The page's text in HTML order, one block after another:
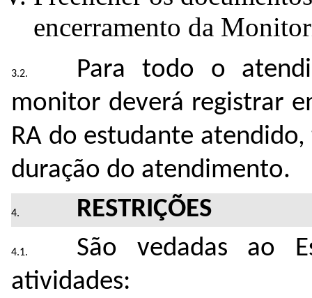
encerramento da
Para todo o
monitor deverá registrar
RA do estudante
duração do atendimento.
RESTRIÇÕES
São vedadas ao
atividades: